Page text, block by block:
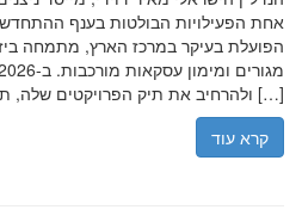
אחת הפעילויות הבולטות בענף
הפועלת בעיקר במרכז הארץ, מתמחה
ולהרחיב את תיק הפרויקטים שלה, תוך הדגשת ערכי […]
קרא עוד